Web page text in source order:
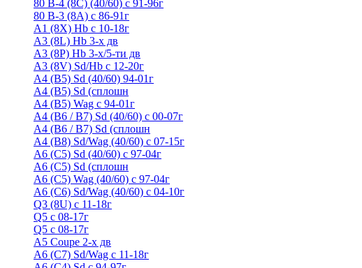
80 B-4 (8С) (40/60) с 91-96г
80 В-3 (8А) с 86-91г
A1 (8X) Hb с 10-18г
A3 (8L) Hb 3-х дв
A3 (8P) Hb 3-х/5-ти дв
A3 (8V) Sd/Hb c 12-20г
A4 (B5) Sd (40/60) 94-01г
A4 (B5) Sd (сплошн
A4 (B5) Wag с 94-01г
A4 (B6 / B7) Sd (40/60) с 00-07г
A4 (B6 / B7) Sd (сплошн
A4 (B8) Sd/Wag (40/60) с 07-15г
A6 (С5) Sd (40/60) с 97-04г
A6 (С5) Sd (сплошн
A6 (С5) Wag (40/60) с 97-04г
A6 (С6) Sd/Wag (40/60) c 04-10г
Q3 (8U) с 11-18г
Q5 с 08-17г
Q5 с 08-17г
А5 Coupe 2-х дв
А6 (C7) Sd/Wag с 11-18г